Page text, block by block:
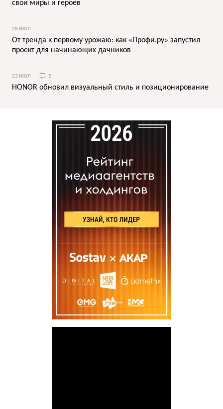
свои миры и героев
28 ИЮЛ
От тренда к первому урожаю: как «Профи.ру» запустил
проект для начинающих дачников
23 ИЮЛ 5
HONOR обновил визуальный стиль и позиционирование